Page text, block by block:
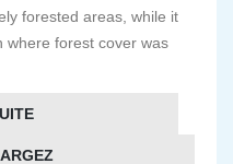
forested areas, while it
where forest cover was